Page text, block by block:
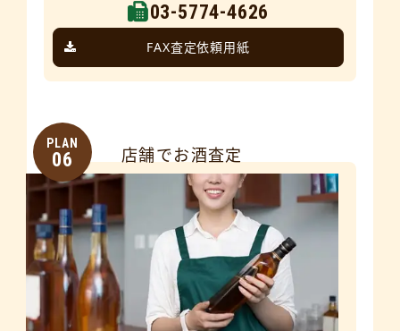
03-5774-4626
FAX査定依頼用紙
PLAN
06 店舗でお酒査定